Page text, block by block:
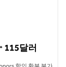
115달러